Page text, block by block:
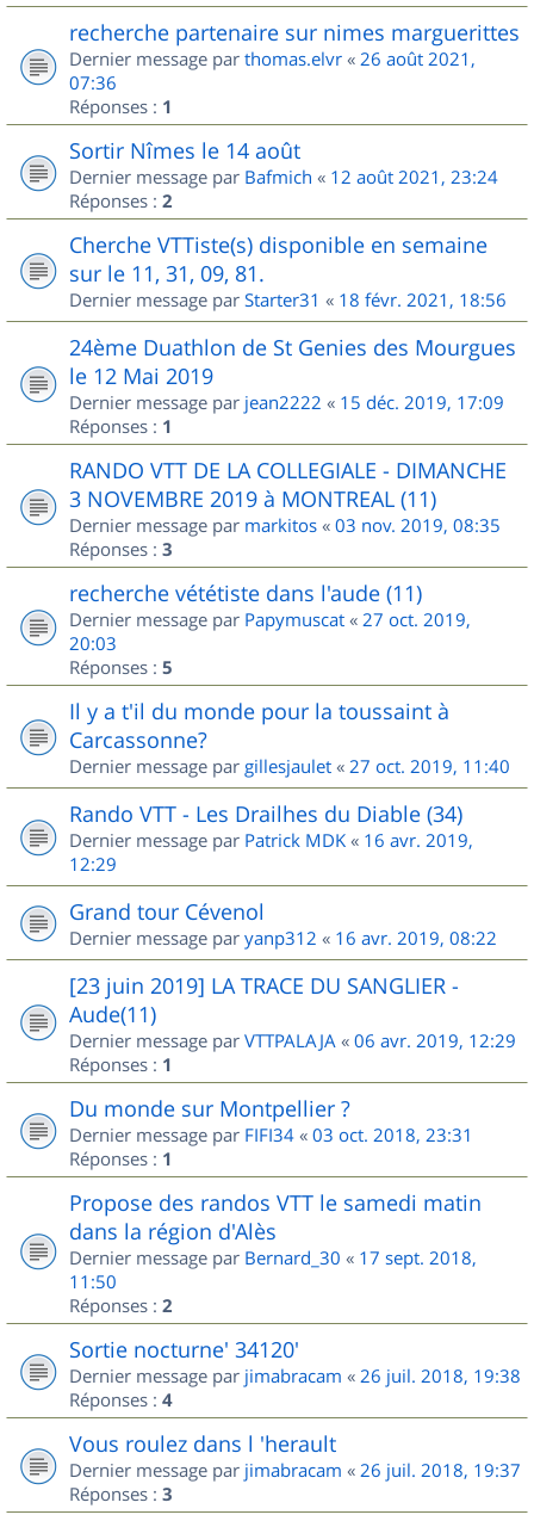
recherche partenaire sur nimes marguerittes
Dernier message par thomas.elvr « 26 août 2021,
07:36
Réponses : 1
Sortir Nîmes le 14 août
Dernier message par Bafmich « 12 août 2021, 23:24
Réponses : 2
Cherche VTTiste(s) disponible en semaine
sur le 11, 31, 09, 81.
Dernier message par Starter31 « 18 févr. 2021, 18:56
24ème Duathlon de St Genies des Mourgues
le 12 Mai 2019
Dernier message par jean2222 « 15 déc. 2019, 17:09
Réponses : 1
RANDO VTT DE LA COLLEGIALE - DIMANCHE
3 NOVEMBRE 2019 à MONTREAL (11)
Dernier message par markitos « 03 nov. 2019, 08:35
Réponses : 3
recherche vététiste dans l'aude (11)
Dernier message par Papymuscat « 27 oct. 2019,
20:03
Réponses : 5
Il y a t'il du monde pour la toussaint à
Carcassonne?
Dernier message par gillesjaulet « 27 oct. 2019, 11:40
Rando VTT - Les Drailhes du Diable (34)
Dernier message par Patrick MDK « 16 avr. 2019,
12:29
Grand tour Cévenol
Dernier message par yanp312 « 16 avr. 2019, 08:22
[23 juin 2019] LA TRACE DU SANGLIER -
Aude(11)
Dernier message par VTTPALAJA « 06 avr. 2019, 12:29
Réponses : 1
Du monde sur Montpellier ?
Dernier message par FIFI34 « 03 oct. 2018, 23:31
Réponses : 1
Propose des randos VTT le samedi matin
dans la région d'Alès
Dernier message par Bernard_30 « 17 sept. 2018,
11:50
Réponses : 2
Sortie nocturne' 34120'
Dernier message par jimabracam « 26 juil. 2018, 19:38
Réponses : 4
Vous roulez dans l 'herault
Dernier message par jimabracam « 26 juil. 2018, 19:37
Réponses : 3